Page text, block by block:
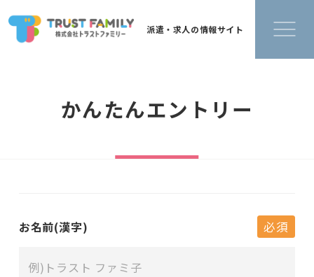
派遣・求人の情報サイト
かんたんエントリー
必須
お名前(漢字)